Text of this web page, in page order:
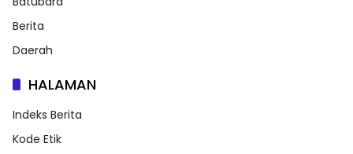
Berita
Daerah
HALAMAN
Indeks Berita
Kode Etik